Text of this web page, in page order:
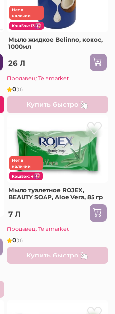
Нет в
наличии
КэшБэк: 13
Мыло жидкое Belinno, кокос,
1000мл
26 Л
Продавец: Telemarket
0(0)
Купить быстро
Нет в
наличии
КэшБэк: 4
Мыло туалетное ROJEX,
BEAUTY SOAP, Aloe Vera, 85 гр
7 Л
Продавец: Telemarket
0(0)
Купить быстро